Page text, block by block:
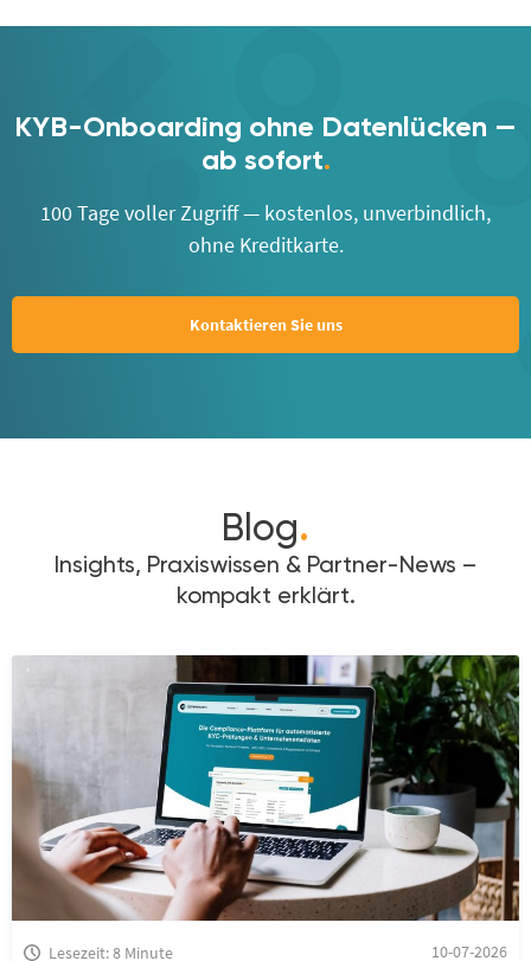
KYB-Onboarding ohne Datenlücken —
ab sofort.
100 Tage voller Zugriff — kostenlos, unverbindlich,
ohne Kreditkarte.
Kontaktieren Sie uns
Blog.
Insights, Praxiswissen & Partner-News –
kompakt erklärt.
Lesezeit: 8 Minute 10-07-2026